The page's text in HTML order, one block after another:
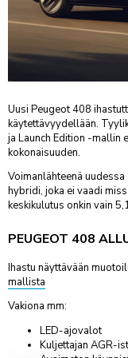
NISSAN
OPEL
PEUGEOT
VARAA
OSTA RENKAAT
PALVELUT
NOUTO- JA
RENGASPALVELUT
HUOLLON
VARUSTEET
VARAOSAKYSELY
LENTOHUOLTO
KATSASTUS
TARJOUKSET
KAIKKI HUOLLON
VARAA
VARAA
KOLARIKORJAUS
KOLARIKORJAAMO
TUULILASIT &
SMART-
TARJOUKSET
AUTOKESKUS
Ristipellontie 5-7,
FORDSTORE
Ristipellontie 5, Helsinki
AUTOKESKUS
Silvastintie 4, Vantaa
Hatanpään Valtatie 44-
Uhrikivenkatu 11,
Haunistentie 15, Raisio
AUTOKESKUS TURKU
Munkkionkuja 1, Turku
AUTOKESKUS
HALLINTO
MATERIAALIPANKKI
LASKUTUSTIEDOT
Nämä aiheet löydät
BLOGI
UUTISET &
URA & AVOIMET
VASTUULLISUUS
Uusi Peugeot 408
käytettävyydellään.
ja Launch Edition -mallin
kokonaisuuden.
Voimanlähteenä
hybridi, joka ei vaadi
keskikulutus onkin vain
PEUGEOT 408
Ihastu näyttävään
mallista
Vakiona mm:
LED-ajovalot
Kuljettajan AGR-